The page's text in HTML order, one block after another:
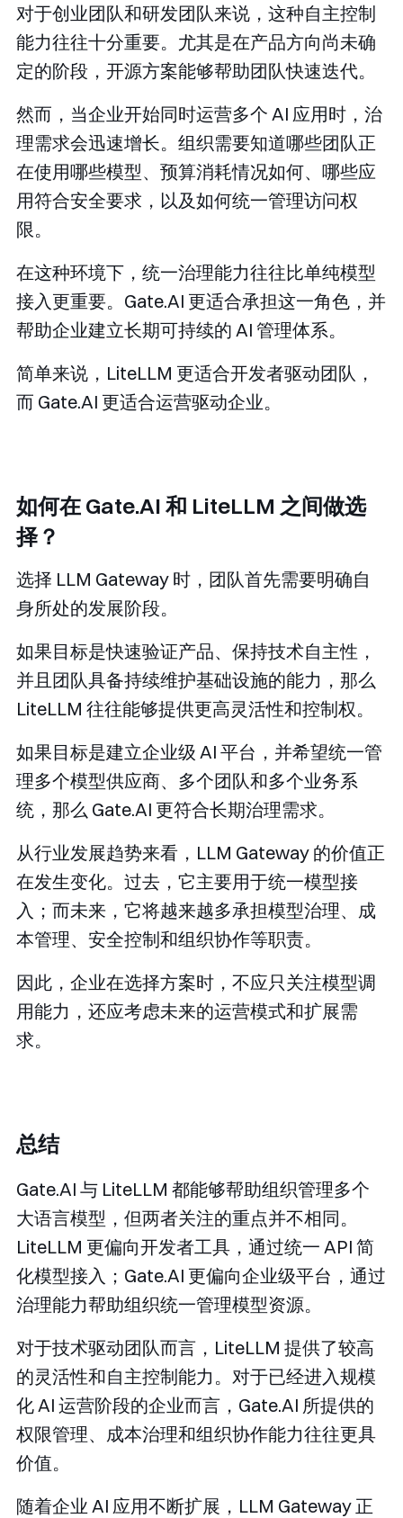
对于创业团队和研发团队来说，这种自主控制
能力往往十分重要。尤其是在产品方向尚未确
定的阶段，开源方案能够帮助团队快速迭代。
然而，当企业开始同时运营多个 AI 应用时，治
理需求会迅速增长。组织需要知道哪些团队正
在使用哪些模型、预算消耗情况如何、哪些应
用符合安全要求，以及如何统一管理访问权
限。
在这种环境下，统一治理能力往往比单纯模型
接入更重要。Gate.AI 更适合承担这一角色，并
帮助企业建立长期可持续的 AI 管理体系。
简单来说，LiteLLM 更适合开发者驱动团队，
而 Gate.AI 更适合运营驱动企业。
如何在 Gate.AI 和 LiteLLM 之间做选
择？
选择 LLM Gateway 时，团队首先需要明确自
身所处的发展阶段。
如果目标是快速验证产品、保持技术自主性，
并且团队具备持续维护基础设施的能力，那么
LiteLLM 往往能够提供更高灵活性和控制权。
如果目标是建立企业级 AI 平台，并希望统一管
理多个模型供应商、多个团队和多个业务系
统，那么 Gate.AI 更符合长期治理需求。
从行业发展趋势来看，LLM Gateway 的价值正
在发生变化。过去，它主要用于统一模型接
入；而未来，它将越来越多承担模型治理、成
本管理、安全控制和组织协作等职责。
因此，企业在选择方案时，不应只关注模型调
用能力，还应考虑未来的运营模式和扩展需
求。
总结
Gate.AI 与 LiteLLM 都能够帮助组织管理多个
大语言模型，但两者关注的重点并不相同。
LiteLLM 更偏向开发者工具，通过统一 API 简
化模型接入；Gate.AI 更偏向企业级平台，通过
治理能力帮助组织统一管理模型资源。
对于技术驱动团队而言，LiteLLM 提供了较高
的灵活性和自主控制能力。对于已经进入规模
化 AI 运营阶段的企业而言，Gate.AI 所提供的
权限管理、成本治理和组织协作能力往往更具
价值。
随着企业 AI 应用不断扩展，LLM Gateway 正